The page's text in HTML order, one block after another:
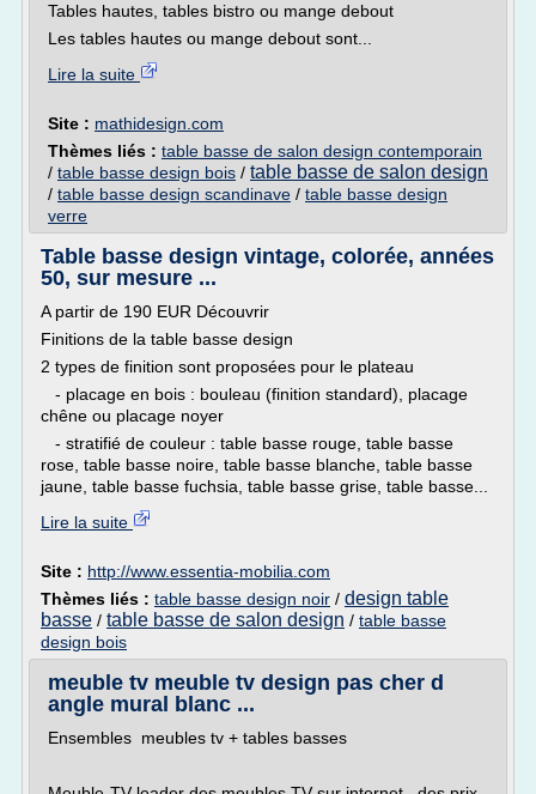
Tables hautes, tables bistro ou mange debout
Les tables hautes ou mange debout sont...
Lire la suite
Site : mathidesign.com
Thèmes liés : table basse de salon design contemporain
/ table basse design bois / table basse de salon design
/ table basse design scandinave / table basse design
verre
Table basse design vintage, colorée, années
50, sur mesure ...
A partir de 190 EUR Découvrir
Finitions de la table basse design
2 types de finition sont proposées pour le plateau
- placage en bois : bouleau (finition standard), placage
chêne ou placage noyer
- stratifié de couleur : table basse rouge, table basse
rose, table basse noire, table basse blanche, table basse
jaune, table basse fuchsia, table basse grise, table basse...
Lire la suite
Site : http://www.essentia-mobilia.com
Thèmes liés : table basse design noir / design table
basse / table basse de salon design / table basse
design bois
meuble tv meuble tv design pas cher d
angle mural blanc ...
Ensembles meubles tv + tables basses